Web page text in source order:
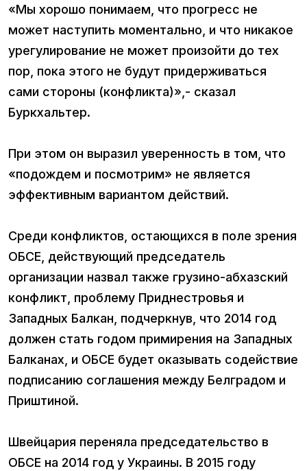
«Мы хорошо понимаем, что прогресс не
может наступить моментально, и что никакое
урегулирование не может произойти до тех
пор, пока этого не будут придерживаться
сами стороны (конфликта)»,- сказал
Буркхальтер.
При этом он выразил уверенность в том, что
«подождем и посмотрим» не является
эффективным вариантом действий.
Среди конфликтов, остающихся в поле зрения
ОБСЕ, действующий председатель
организации назвал также грузино-абхазский
конфликт, проблему Приднестровья и
Западных Балкан, подчеркнув, что 2014 год
должен стать годом примирения на Западных
Балканах, и ОБСЕ будет оказывать содействие
подписанию соглашения между Белградом и
Приштиной.
Швейцария переняла председательство в
ОБСЕ на 2014 год у Украины. В 2015 году